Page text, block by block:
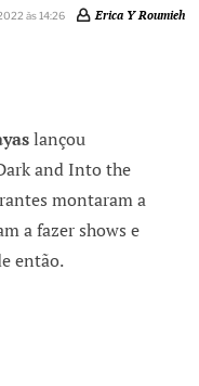
às 14:26 Erica Y Roumieh
lançou
and Into the
montaram a
a fazer shows e
então.